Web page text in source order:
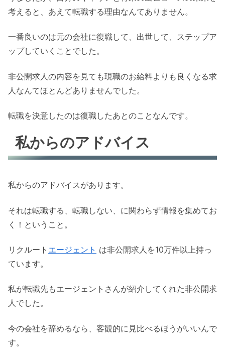
考えると、あえて転職する理由なんてありません。
一番良いのは元の会社に復職して、出世して、ステップア
ップしていくことでした。
非公開求人の内容を見ても現職のお給料よりも良くなる求
人なんてほとんどありませんでした。
転職を決意したのは復職したあとのことなんです。
私からのアドバイス
私からのアドバイスがあります。
それは転職する、転職しない、に関わらず情報を集めてお
く！ということ。
リクルート エージェント は非公開求人を10万件以上持っ
ています。
私が転職先もエージェントさんが紹介してくれた非公開求
人でした。
今の会社を辞めるなら、客観的に見比べるほうがいいんで
す。